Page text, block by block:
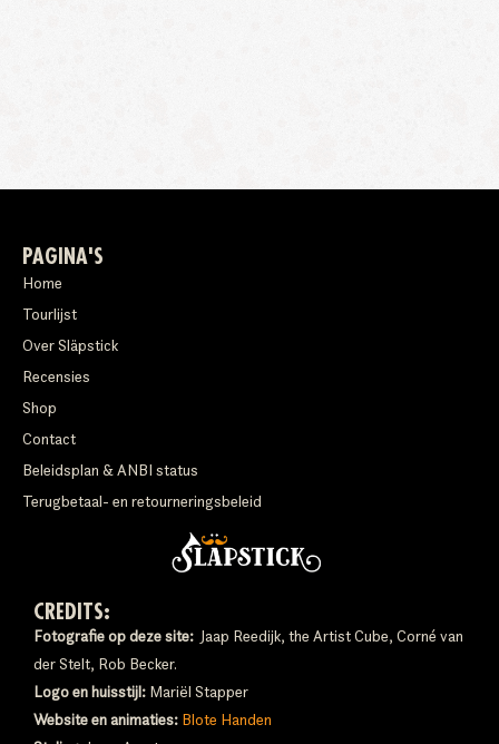
PAGINA'S
Home
Tourlijst
Over Släpstick
Recensies
Shop
Contact
Beleidsplan & ANBI status
Terugbetaal- en retourneringsbeleid
CREDITS:
Fotografie op deze site: Jaap Reedijk, the Artist Cube, Corné van
der Stelt, Rob Becker.
Logo en huisstijl: Mariël Stapper
Website en animaties: Blote Handen